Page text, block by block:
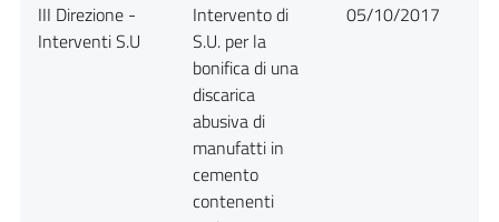
III Direzione -
Interventi S.U
Intervento di
S.U. per la
bonifica di una
discarica
abusiva di
manufatti in
cemento
contenenti
05/10/2017